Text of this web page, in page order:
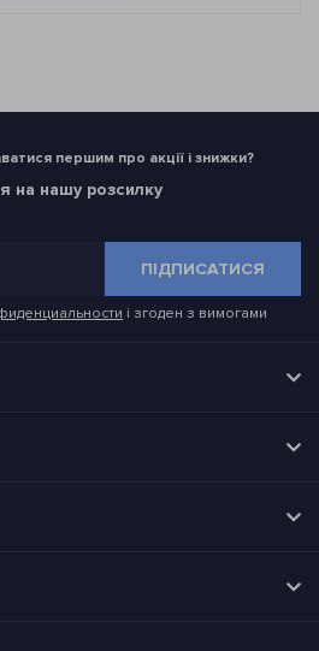
першим про акції і знижки?
на нашу розсилку
ПІДПИСАТИСЯ
і згоден з вимогами